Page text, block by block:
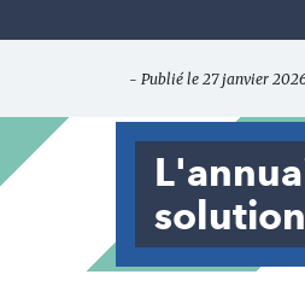
de
l'engagement
- Publié le 27 janvier